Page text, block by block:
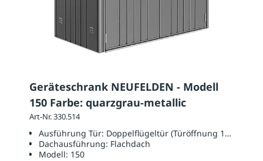
Geräteschrank NEUFELDEN - Modell
150 Farbe: quarzgrau-metallic
Art-Nr. 330.514
Ausführung Tür: Doppelflügeltür (Türöffnung 1350 x
Dachausführung: Flachdach
Modell: 150